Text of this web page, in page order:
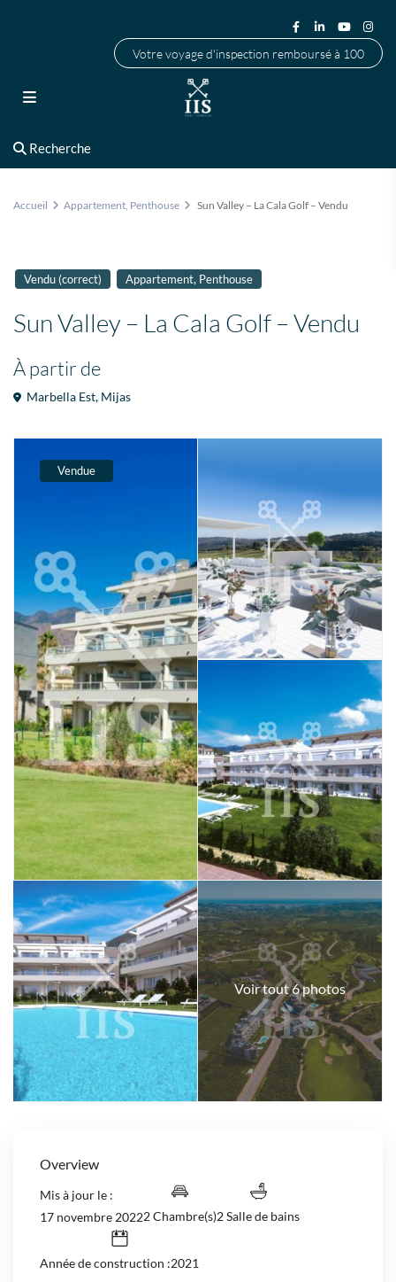
Votre voyage d'inspection remboursé à 100
Recherche
Accueil Appartement, Penthouse Sun Valley – La Cala Golf – Vendu
Vendu (correct) Appartement, Penthouse
Sun Valley – La Cala Golf – Vendu
À partir de
Marbella Est, Mijas
Vendue
Voir tout 6 photos
Overview
Mis à jour le :
17 novembre 20222 Chambre(s)2 Salle de bains
Année de construction :2021